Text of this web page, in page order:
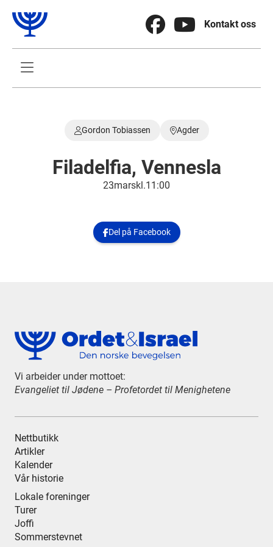
  Kontakt oss

Gordon Tobiassen Agder
Filadelfia, Vennesla
23.marskl.11:00
Del på Facebook
Vi arbeider under mottoet:
Evangeliet til Jødene – Profetordet til Menighetene
Nettbutikk
Artikler
Kalender
Vår historie
Lokale foreninger
Turer
Joffi
Sommerstevnet